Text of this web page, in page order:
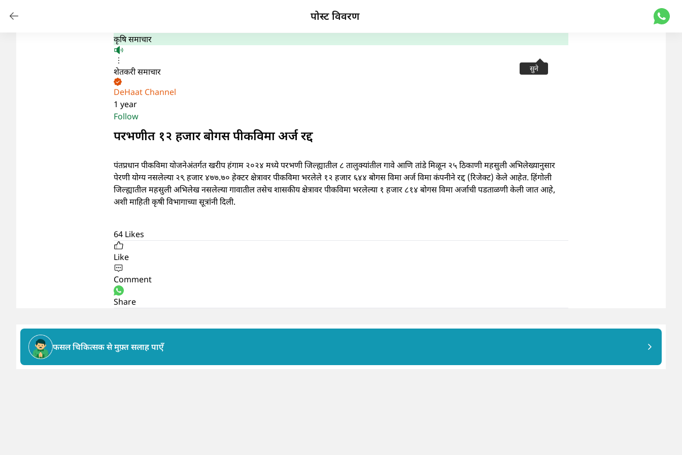
पोस्ट विवरण
सुने
कृषि समाचार
शेतकरी समाचार
DeHaat Channel
1 year
Follow
परभणीत १२ हजार बोगस पीकविमा अर्ज रद्द
पंतप्रधान पीकविमा योजनेअंतर्गत खरीप हंगाम २०२४ मध्ये परभणी जिल्ह्यातील ८ तालुक्यांतील गावे आणि तांडे मिळून २५ ठिकाणी महसुली अभिलेख्यानुसार
पेरणी योग्य नसलेल्या २९ हजार ४७७.७० हेक्टर क्षेत्रावर पीकविमा भरलेले १२ हजार ६४४ बोगस विमा अर्ज विमा कंपनीने रद्द (रिजेक्ट) केले आहेत. हिंगोली
जिल्ह्यातील महसुली अभिलेख नसलेल्या गावातील तसेच शासकीय क्षेत्रावर पीकविमा भरलेल्या १ हजार ८१४ बोगस विमा अर्जाची पडताळणी केली जात आहे,
अशी माहिती कृषी विभागाच्या सूत्रांनी दिली.
64 Likes
Like
Comment
Share
फसल चिकित्सक से मुफ़्त सलाह पाएँ